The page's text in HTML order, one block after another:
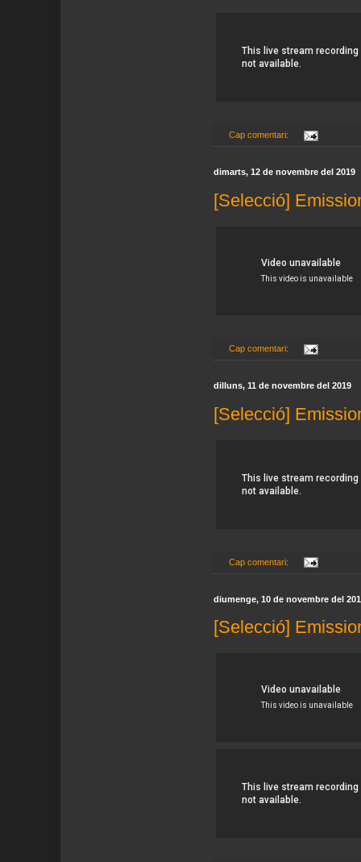
Cap comentari:
dimarts, 12 de novembre del 2019
[Selecció]
Cap comentari:
dilluns, 11 de novembre del 2019
[Selecció]
Cap comentari:
diumenge, 10 de novembre del
[Selecció]